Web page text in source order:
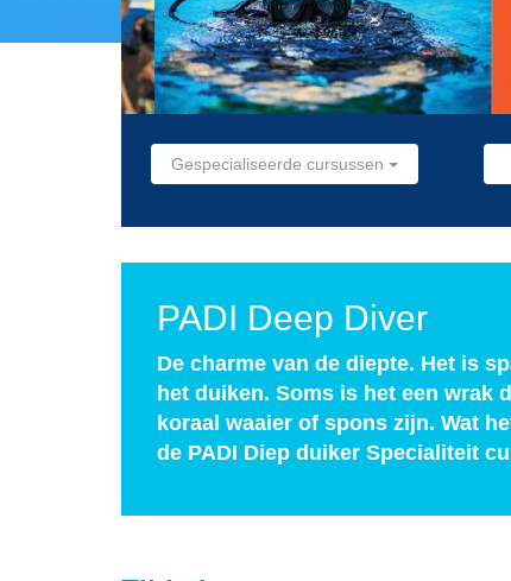
Gespecialiseerde cursussen
PADI Deep Diver
De charme van de diepte. Het is
het duiken. Soms is het een wrak
koraal waaier of spons zijn. Wat
de PADI Diep duiker Specialiteit